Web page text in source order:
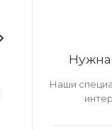
Нужна
Наши